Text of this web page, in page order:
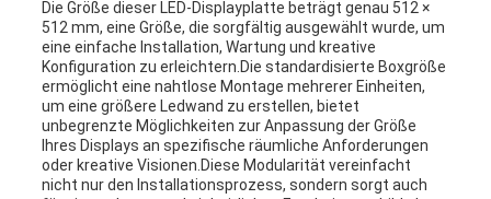
Die Größe dieser LED-Displayplatte beträgt genau 512 ×
512 mm, eine Größe, die sorgfältig ausgewählt wurde, um
eine einfache Installation, Wartung und kreative
Konfiguration zu erleichtern.Die standardisierte Boxgröße
ermöglicht eine nahtlose Montage mehrerer Einheiten,
um eine größere Ledwand zu erstellen, bietet
unbegrenzte Möglichkeiten zur Anpassung der Größe
Ihres Displays an spezifische räumliche Anforderungen
oder kreative Visionen.Diese Modularität vereinfacht
nicht nur den Installationsprozess, sondern sorgt auch